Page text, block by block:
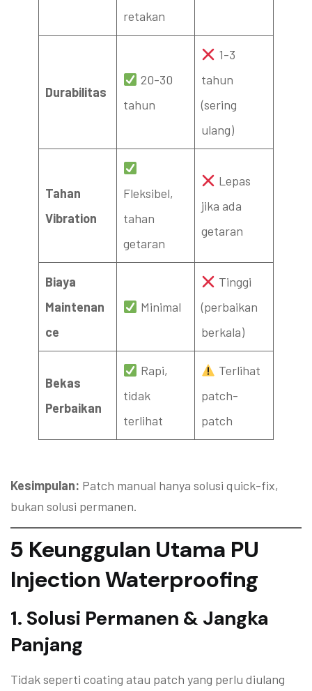
retakan
Durabilitas
20-30
tahun
1-3
tahun
(sering
ulang)
Tahan
Vibration
Fleksibel,
tahan
getaran
Lepas
jika ada
getaran
Biaya
Maintenan
ce
Minimal
Tinggi
(perbaikan
berkala)
Bekas
Perbaikan
Rapi,
tidak
terlihat
Terlihat
patch-
patch
Kesimpulan: Patch manual hanya solusi quick-fix,
bukan solusi permanen.
5 Keunggulan Utama PU
Injection Waterproofing
1. Solusi Permanen & Jangka
Panjang
Tidak seperti coating atau patch yang perlu diulang